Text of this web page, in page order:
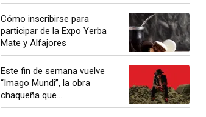
Cómo inscribirse para
participar de la Expo Yerba
Mate y Alfajores
Este fin de semana vuelve
“Imago Mundi”, la obra
chaqueña que...